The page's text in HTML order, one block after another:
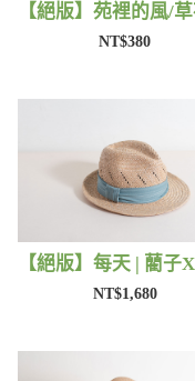
NT$380
NT$1,680